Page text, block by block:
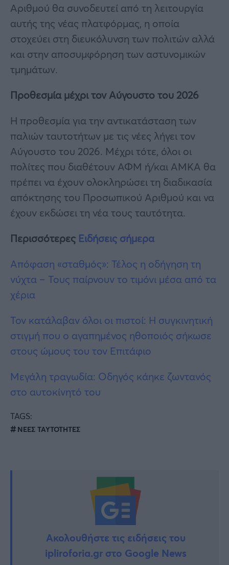
Αριθμού θα συνοδευτεί από τη λειτουργία
αυτής της νέας πλατφόρμας, η οποία
στοχεύει στη διευκόλυνση των πολιτών αλλά
και στην αποσυμφόρηση των αστυνομικών
τμημάτων.
Προθεσμία μέχρι τον Αύγουστο του 2026
Η προθεσμία για την αντικατάσταση των
παλιών ταυτοτήτων με τις νέες λήγει τον
Αύγουστο του 2026. Μέχρι τότε, όλοι οι
πολίτες που διαθέτουν ΑΦΜ ή/και ΑΜΚΑ θα
πρέπει να έχουν ολοκληρώσει τη διαδικασία
απόκτησης του Προσωπικού Αριθμού και να
έχουν εκδώσει τη νέα τους ταυτότητα.
Περισσότερες Ειδήσεις σήμερα
Απόφαση «σταθμός»: Τέλος η οδήγηση τη
νύχτα – Τους παίρνουν το τιμόνι μέσα από τα
χέρια
Τον κατάλαβαν όλοι οι πιστοί: Η συγκινητική
στιγμή που o αγαπημένος ηθοποιός σήκωσε
στους ώμους του τον Επιτάφιο
Μεγάλη τραγωδία: Οδηγός κάηκε ζωντανός
στο αυτοκίνητό του
TAGS:
ΝΕΕΣ ΤΑΥΤΟΤΗΤΕΣ
Ακολουθήστε τις ειδήσεις του
ipliroforia.gr στο Google News